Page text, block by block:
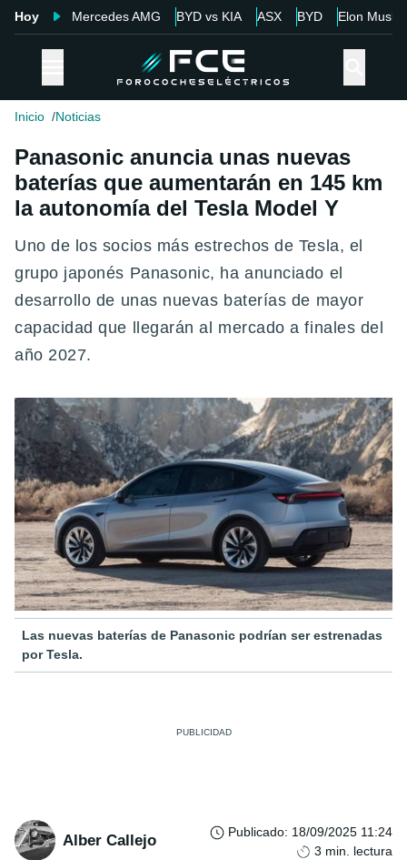
Hoy Mercedes AMG BYD vs KIA ASX BYD Elon Musk
Inicio Noticias
Panasonic anuncia unas nuevas
baterías que aumentarán en 145 km
la autonomía del Tesla Model Y
Uno de los socios más estrechos de Tesla, el
grupo japonés Panasonic, ha anunciado el
desarrollo de unas nuevas baterías de mayor
capacidad que llegarán al mercado a finales del
año 2027.
Las nuevas baterías de Panasonic podrían ser estrenadas
por Tesla.
Alber Callejo Publicado: 18/09/2025 11:24
3 min. lectura